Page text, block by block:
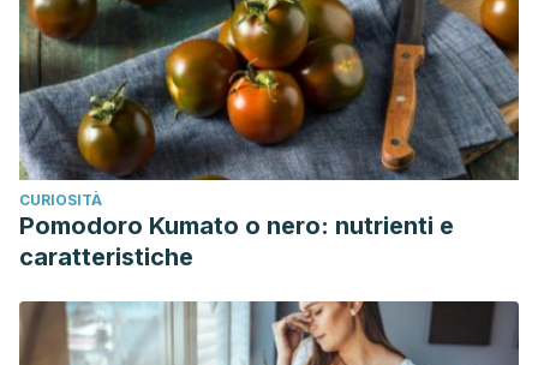
CURIOSITÀ
Pomodoro Kumato o nero: nutrienti e
caratteristiche